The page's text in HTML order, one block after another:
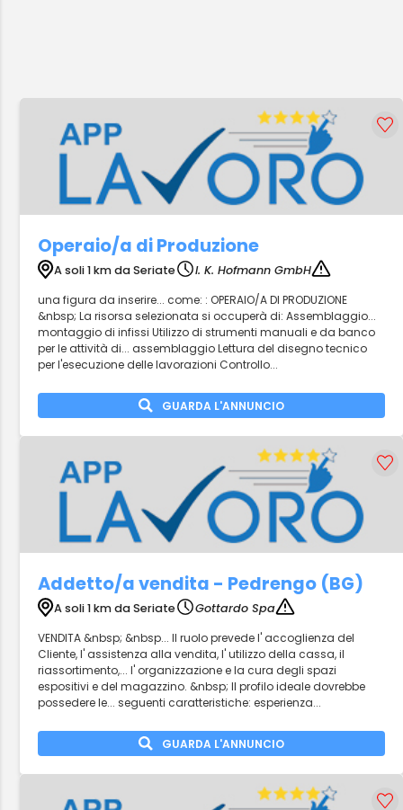
Operaio/a di Produzione
A soli 1 km da Seriate
I. K. Hofmann GmbH
una figura da inserire... come: : OPERAIO/A DI PRODUZIONE
&nbsp; La risorsa selezionata si occuperà di: Assemblaggio...
montaggio di infissi Utilizzo di strumenti manuali e da banco
per le attività di... assemblaggio Lettura del disegno tecnico
per l'esecuzione delle lavorazioni Controllo...
GUARDA L'ANNUNCIO
Addetto/a vendita - Pedrengo (BG)
A soli 1 km da Seriate
Gottardo Spa
VENDITA &nbsp; &nbsp... Il ruolo prevede l' accoglienza del
Cliente, l' assistenza alla vendita, l' utilizzo della cassa, il
riassortimento,... l' organizzazione e la cura degli spazi
espositivi e del magazzino. &nbsp; Il profilo ideale dovrebbe
possedere le... seguenti caratteristiche: esperienza...
GUARDA L'ANNUNCIO